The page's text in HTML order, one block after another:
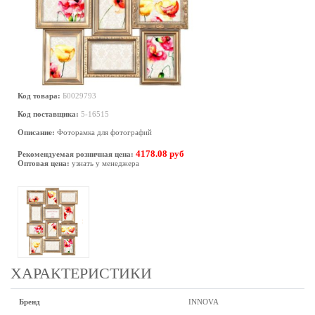
Код товара: Б0029793
Код поставщика: 5-16515
Описание: Фоторамка для фотографий
Рекомендуемая розничная цена: 4178.08 руб
Оптовая цена: узнать у менеджера
ХАРАКТЕРИСТИКИ
Бренд INNOVA